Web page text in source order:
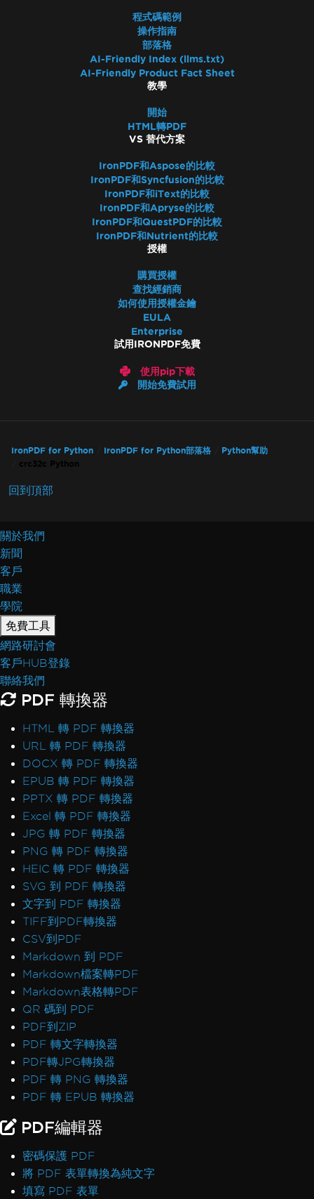
程式碼範例
操作指南
部落格
AI-Friendly Index (llms.txt)
AI-Friendly Product Fact Sheet
教學
開始
HTML轉PDF
VS 替代方案
IronPDF和Aspose的比較
IronPDF和Syncfusion的比較
IronPDF和iText的比較
IronPDF和Apryse的比較
IronPDF和QuestPDF的比較
IronPDF和Nutrient的比較
授權
購買授權
查找經銷商
如何使用授權金鑰
EULA
Enterprise
試用IRONPDF免費
使用pip下載
開始免費試用
IronPDF for Python IronPDF for Python部落格
Python幫助
crc32c Python
回到頂部
關於我們
新聞
客戶
職業
學院
免費工具
網路研討會
客戶HUB登錄
聯絡我們
PDF 轉換器
HTML 轉 PDF 轉換器
URL 轉 PDF 轉換器
DOCX 轉 PDF 轉換器
EPUB 轉 PDF 轉換器
PPTX 轉 PDF 轉換器
Excel 轉 PDF 轉換器
JPG 轉 PDF 轉換器
PNG 轉 PDF 轉換器
HEIC 轉 PDF 轉換器
SVG 到 PDF 轉換器
文字到 PDF 轉換器
TIFF到PDF轉換器
CSV到PDF
Markdown 到 PDF
Markdown檔案轉PDF
Markdown表格轉PDF
QR 碼到 PDF
PDF到ZIP
PDF 轉文字轉換器
PDF轉JPG轉換器
PDF 轉 PNG 轉換器
PDF 轉 EPUB 轉換器
PDF編輯器
密碼保護 PDF
將 PDF 表單轉換為純文字
填寫 PDF 表單